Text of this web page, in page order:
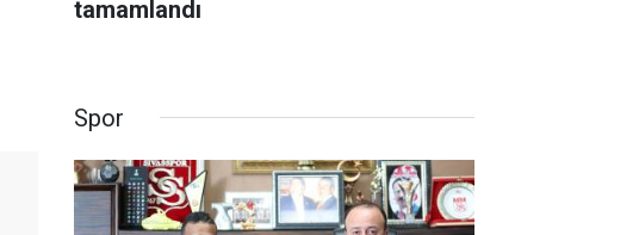
tamamlandı
Spor